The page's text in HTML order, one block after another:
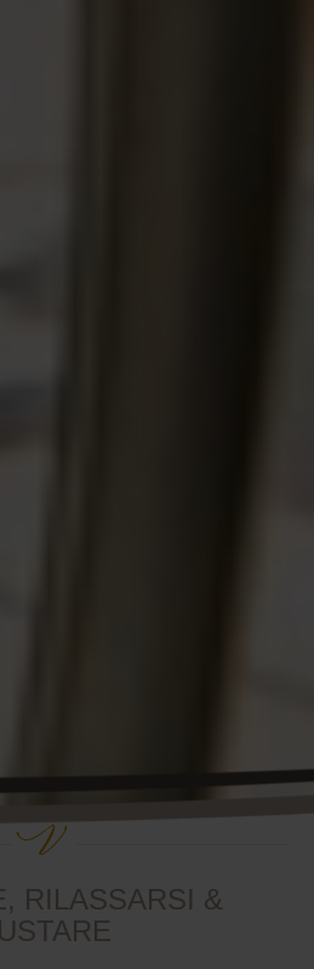
RILASSARSI &